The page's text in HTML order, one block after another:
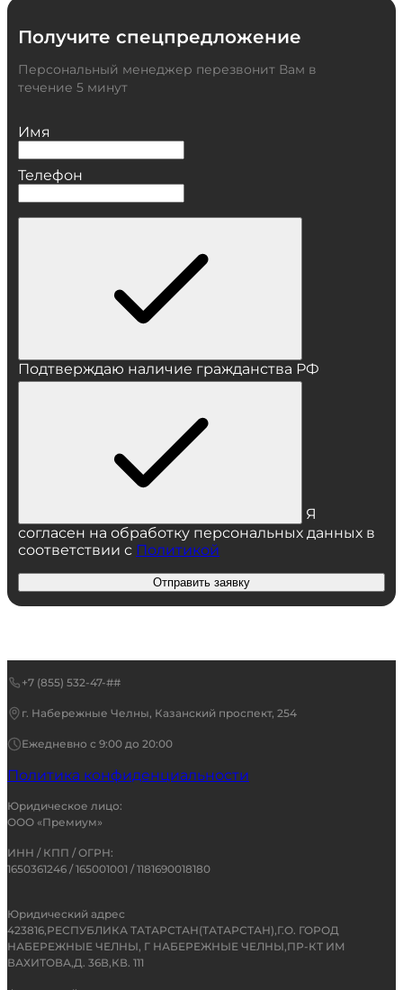
Получите спецпредложение
Персональный менеджер перезвонит Вам в
течение 5 минут
Имя
Телефон
Подтверждаю наличие гражданства РФ
Я
согласен на обработку персональных данных в
соответствии с Политикой
Отправить заявку
+7 (855) 532-47-##
г. Набережные Челны, Казанский проспект, 254
Ежедневно с 9:00 до 20:00
Политика конфиденциальности
Юридическое лицо:
ООО «Премиум»
ИНН / КПП / ОГРН:
1650361246 / 165001001 / 1181690018180
Юридический адрес
423816,РЕСПУБЛИКА ТАТАРСТАН(ТАТАРСТАН),Г.О. ГОРОД
НАБЕРЕЖНЫЕ ЧЕЛНЫ, Г НАБЕРЕЖНЫЕ ЧЕЛНЫ,ПР-КТ ИМ
ВАХИТОВА,Д. 36В,КВ. 111